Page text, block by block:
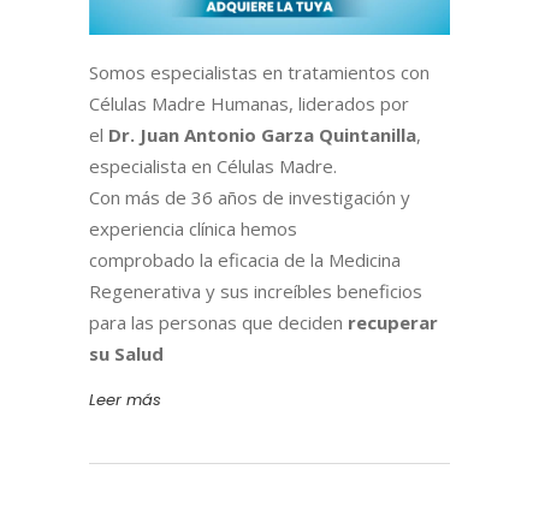
Somos especialistas en tratamientos con
Células Madre Humanas, liderados por
el Dr. Juan Antonio Garza Quintanilla,
especialista en Células Madre.
Con más de 36 años de investigación y
experiencia clínica hemos
comprobado la eficacia de la Medicina
Regenerativa y sus increíbles beneficios
para las personas que deciden recuperar
su Salud
Leer más